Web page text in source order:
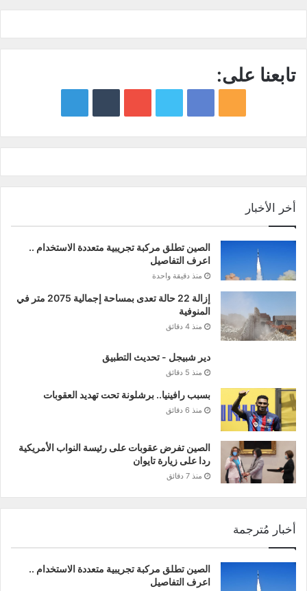
تابعنا على:
أخر الأخبار
الصين تطلق مركبة تجريبية متعددة الاستخدام ..
اعرف التفاصيل
منذ دقيقة واحدة
إزالة 22 حالة تعدى بمساحة إجمالية 2075 متر في
المنوفية
منذ 4 دقائق
دير شبيجل - تحديث التطبيق
منذ 5 دقائق
بسبب رافينيا.. برشلونة تحت تهديد العقوبات
منذ 6 دقائق
الصين تفرض عقوبات على رئيسة النواب الأمريكية
ردا على زيارة تايوان
منذ 7 دقائق
أخبار مُترجمة
الصين تطلق مركبة تجريبية متعددة الاستخدام ..
اعرف التفاصيل